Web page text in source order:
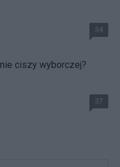
34
ciszy wyborczej?
37